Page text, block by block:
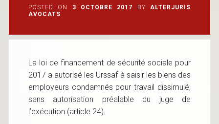
POSTED ON 3 OCTOBRE 2017 BY
ALTERJURIS
AVOCATS
La loi de financement de sécurité sociale pour
2017 a autorisé les Urssaf à saisir les biens des
employeurs condamnés pour travail dissimulé,
sans autorisation préalable du juge de
l’exécution (article 24).